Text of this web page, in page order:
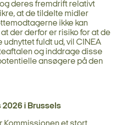
deres fremdrift relativt
at de tildelte midler
ikke kan
der derfor er risiko for at de
fuldt ud, vil CINEA
og inddrage disse
ansøgere på den
2026 i Brussels